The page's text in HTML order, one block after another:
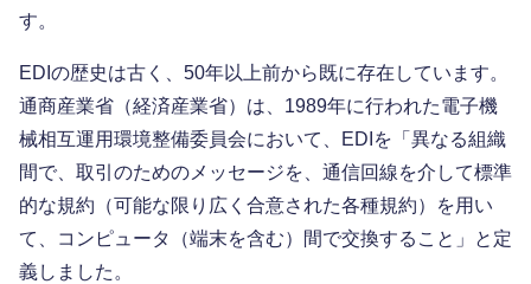
す。
EDIの歴史は古く、50年以上前から既に存在しています。
通商産業省（経済産業省）は、1989年に行われた電子機
械相互運用環境整備委員会において、EDIを「異なる組織
間で、取引のためのメッセージを、通信回線を介して標準
的な規約（可能な限り広く合意された各種規約）を用い
て、コンピュータ（端末を含む）間で交換すること」と定
義しました。